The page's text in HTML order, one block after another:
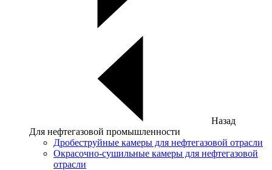
Назад
Для нефтегазовой промышленности
Дробеструйные камеры для нефтегазовой отрасли
Окрасочно-сушильные камеры для нефтегазовой
отрасли